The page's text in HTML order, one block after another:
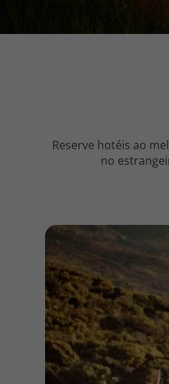
Reserve hotéis ao
no